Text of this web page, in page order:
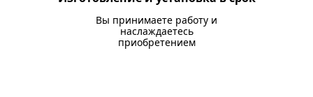
Вы принимаете работу и
наслаждаетесь
приобретением